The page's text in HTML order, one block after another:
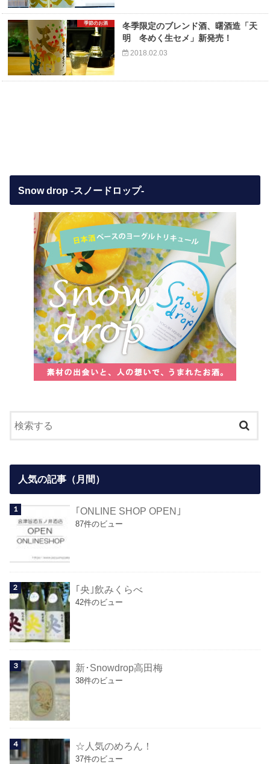
季節のお酒
冬季限定のブレンド酒、曙酒造「天
明 冬めく生セメ」新発売！
2018.02.03
Snow drop -スノードロップ-
人気の記事（月間）
｢ONLINE SHOP OPEN｣
87件のビュー
｢央｣飲みくらべ
42件のビュー
新･Snowdrop高田梅
38件のビュー
☆人気のめろん！
37件のビュー